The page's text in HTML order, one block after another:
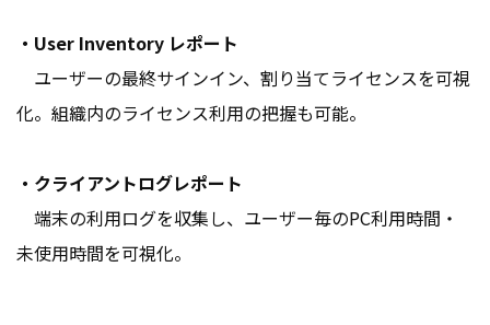
・User Inventory レポート
ユーザーの最終サインイン、割り当てライセンスを可視
化。組織内のライセンス利用の把握も可能。
・クライアントログレポート
端末の利用ログを収集し、ユーザー毎のPC利用時間・
未使用時間を可視化。